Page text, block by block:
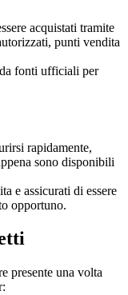
acquistati tramite
punti vendita
fonti ufficiali per
rapidamente,
sono disponibili
e assicurati di essere
opportuno.
presente una volta